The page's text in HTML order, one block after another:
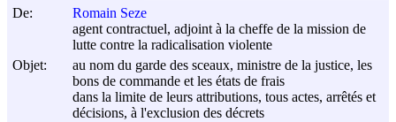
De:
Romain Seze
agent contractuel, adjoint à la cheffe de la mission de
lutte contre la radicalisation violente
Objet:
au nom du garde des sceaux, ministre de la justice, les
bons de commande et les états de frais
dans la limite de leurs attributions, tous actes, arrêtés et
décisions, à l'exclusion des décrets